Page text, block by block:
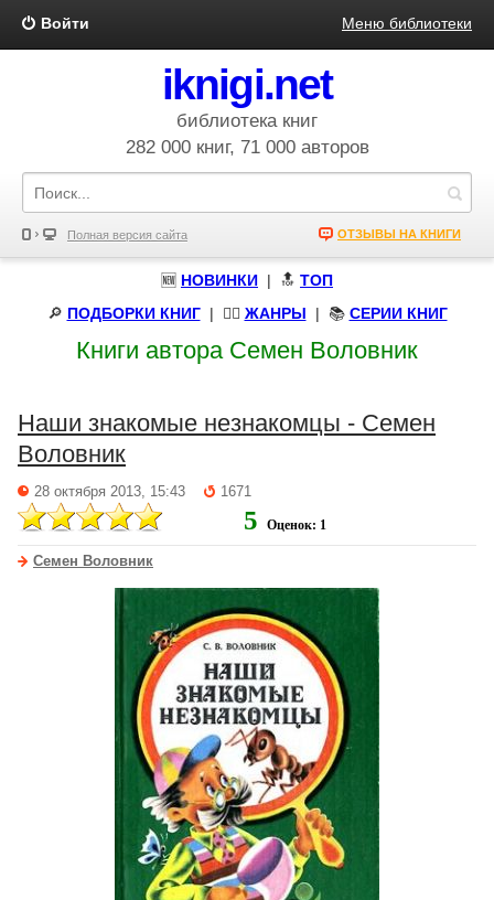
Войти Меню библиотеки
iknigi.net
библиотека книг
282 000 книг, 71 000 авторов
Полная версия сайта ОТЗЫВЫ НА КНИГИ
🆕 НОВИНКИ | 🔝 ТОП
🔎 ПОДБОРКИ КНИГ| 🧝‍♀️ ЖАНРЫ | 📚 СЕРИИ КНИГ
Книги автора Семен Воловник
Наши знакомые незнакомцы - Семен
Воловник
28 октября 2013, 15:43 1671
5 Оценок: 1
Семен Воловник